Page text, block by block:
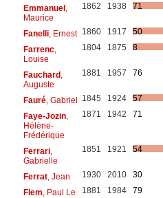
Emmanuel,
Maurice
1862 1938 71
Fanelli, Ernest 1860 1917
50
Farrenc,
Louise
1804 1875 8
Fauchard,
Auguste
1881 1957 76
Fauré, Gabriel 1845 1924
57
Faye-Jozin,
Hélène-
Frédérique
1871 1942 71
Ferrari,
Gabrielle
1851 1921 54
Ferrat, Jean 1930 2010
30
Flem , Paul Le 1881 1984
79